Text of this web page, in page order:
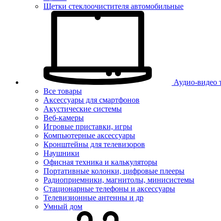
Щетки стеклоочистителя автомобильные
Аудио-видео
Все товары
Аксессуары для смартфонов
Акустические системы
Веб-камеры
Игровые приставки, игры
Компьютерные аксессуары
Кронштейны для телевизоров
Наушники
Офисная техника и калькуляторы
Портативные колонки, цифровые плееры
Радиоприемники, магнитолы, минисистемы
Стационарные телефоны и аксессуары
Телевизионные антенны и др
Умный дом